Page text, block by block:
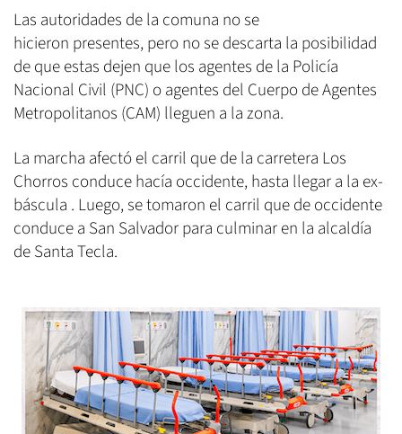
Las autoridades de la comuna no se
hicieron presentes, pero no se descarta la posibilidad
de que estas dejen que los agentes de la Policía
Nacional Civil (PNC) o agentes del Cuerpo de Agentes
Metropolitanos (CAM) lleguen a la zona.
La marcha afectó el carril que de la carretera Los
Chorros conduce hacía occidente, hasta llegar a la ex-
báscula . Luego, se tomaron el carril que de occidente
conduce a San Salvador para culminar en la alcaldía
de Santa Tecla.